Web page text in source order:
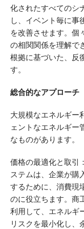
化されたすべてのシ
し、イベント毎に事
を改善させます。個
の相関関係を理解で
根拠に基づいた、反
す。
総合的なアプローチ
大規模なエネルギー
ェントなエネルギー
なものがあります。
価格の最適化と取引
ステムは、企業が購
するために、消費現
のに役立ちます。商
利用して、エネルギ
リスクを最小化し、